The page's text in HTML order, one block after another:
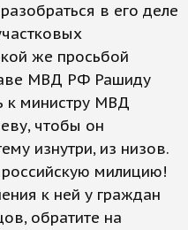
в его деле
же просьбой
МВД РФ Рашиду
к министру МВД
чтобы он
изнутри, из низов.
милицию!
к ней у граждан
обратите на